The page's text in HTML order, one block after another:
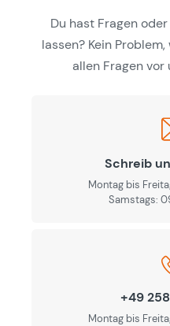
Du hast Fragen
lassen? Kein
allen Fragen vor
Schreib
Montag bis
Samstags:
+49
Montag bis